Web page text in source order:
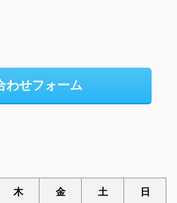
わせフォーム
木 金 土 日